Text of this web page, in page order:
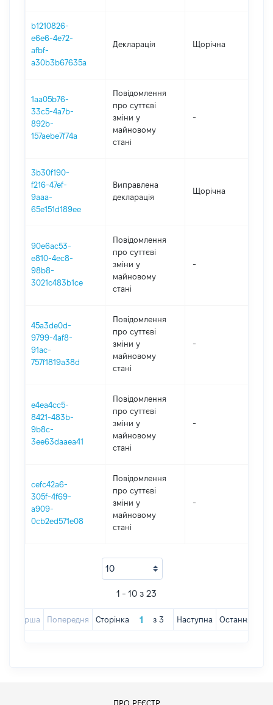
b1210826-
e6e6-4e72-
afbf-
a30b3b67635a
Декларація Щорічна
1aa05b76-
33c5-4a7b-
892b-
157aebe7f74a
Повідомлення
про суттєві
зміни y
майновому
стані
-
3b30f190-
f216-47ef-
9aaa-
65e151d189ee
Виправлена
декларація
Щорічна
90e6ac53-
e810-4ec8-
98b8-
3021c483b1ce
Повідомлення
про суттєві
зміни y
майновому
стані
-
45a3de0d-
9799-4af8-
91ac-
757f1819a38d
Повідомлення
про суттєві
зміни y
майновому
стані
-
e4ea4cc5-
8421-483b-
9b8c-
3ee63daaea41
Повідомлення
про суттєві
зміни y
майновому
стані
-
cefc42a6-
305f-4f69-
a909-
0cb2ed571e08
Повідомлення
про суттєві
зміни y
майновому
стані
-
1 - 10 з 23
Перша Попередня Сторінка з 3 Наступна Остання
ПРО РЕЄСТР